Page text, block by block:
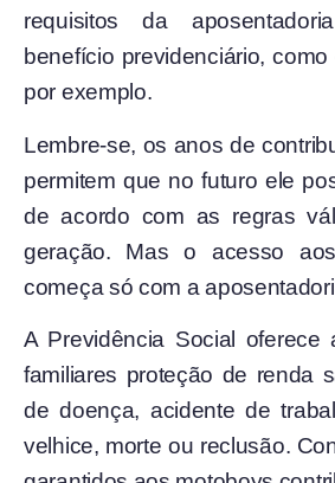
requisitos da
benefício previdenciário,
por exemplo.
Lembre-se, os anos de
permitem que no futuro ele
de acordo com as regras
geração. Mas o acesso
começa só com a
A Previdência Social oferece
familiares proteção de renda
de doença, acidente de
velhice, morte ou reclusão.